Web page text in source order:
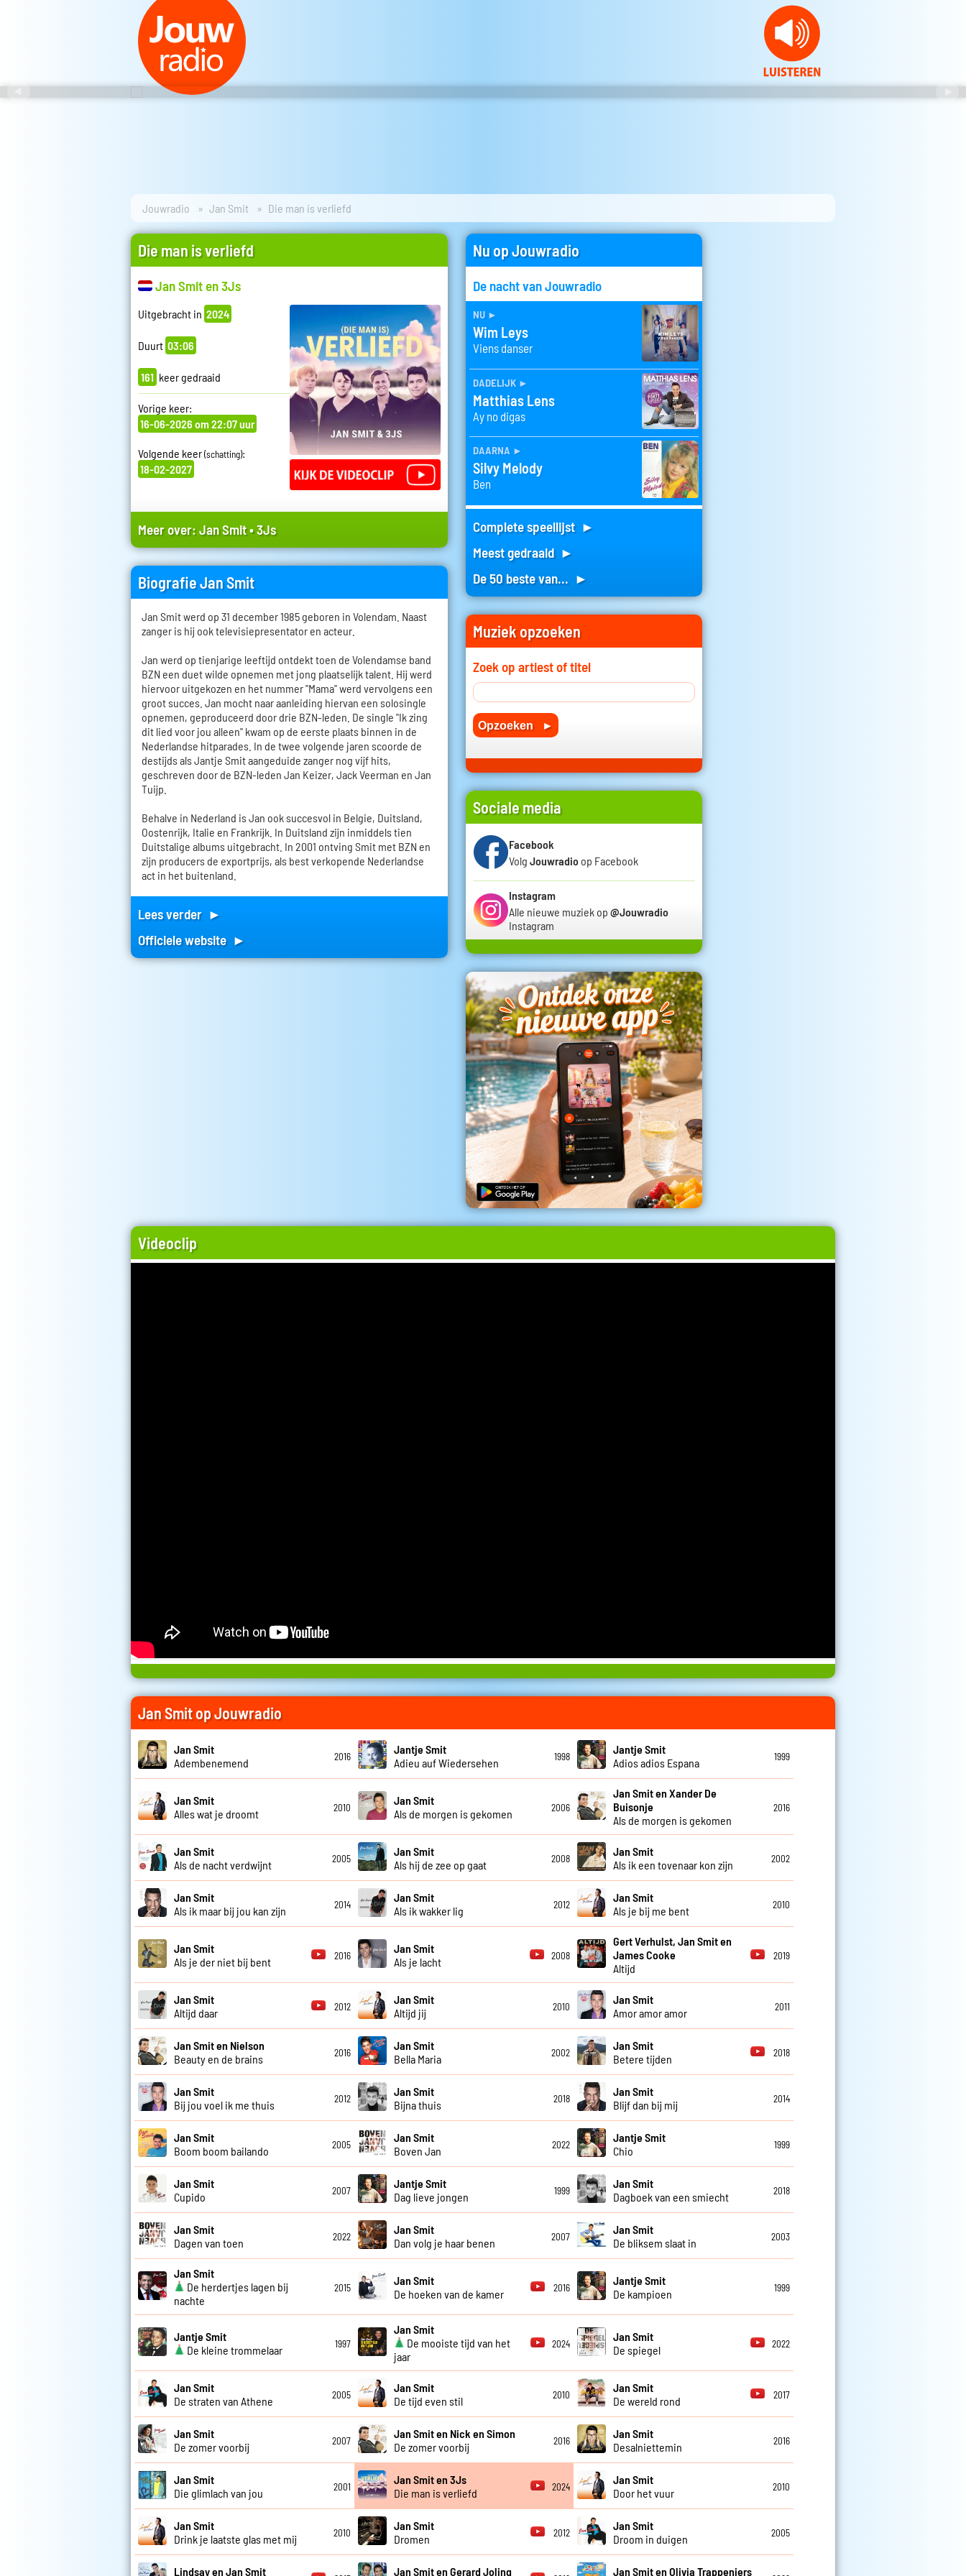
Jouwradio Jan Smit Die man is verliefd
Die man is verliefd
Jan Smit en 3Js
Uitgebracht in 2024
Duurt 03:06
161 keer gedraaid
Vorige keer:
16-06-2026 om 22:07 uur
Volgende keer(schatting):
18-02-2027
Meer over:Jan Smit•3Js
Biografie Jan Smit
Jan Smit werd op 31 december 1985 geboren in Volendam. Naast
zanger is hij ook televisiepresentator en acteur.
Jan werd op tienjarige leeftijd ontdekt toen de Volendamse band
BZN een duet wilde opnemen met jong plaatselijk talent. Hij werd
hiervoor uitgekozen en het nummer "Mama" werd vervolgens een
groot succes. Jan mocht naar aanleiding hiervan een solosingle
opnemen, geproduceerd door drie BZN-leden. De single "Ik zing
dit lied voor jou alleen" kwam op de eerste plaats binnen in de
Nederlandse hitparades. In de twee volgende jaren scoorde de
destijds als Jantje Smit aangeduide zanger nog vijf hits,
geschreven door de BZN-leden Jan Keizer, Jack Veerman en Jan
Tuijp.
Behalve in Nederland is Jan ook succesvol in Belgie, Duitsland,
Oostenrijk, Italie en Frankrijk. In Duitsland zijn inmiddels tien
Duitstalige albums uitgebracht. In 2001 ontving Smit met BZN en
zijn producers de exportprijs, als best verkopende Nederlandse
act in het buitenland.
Lees verder ►
Officiele website ►
Nu op Jouwradio
De nacht van Jouwradio
nu ►
Wim Leys
Viens danser
dadelijk ►
Matthias Lens
Ay no digas
daarna ►
Silvy Melody
Ben
Complete speellijst ►
Meest gedraaid ►
De 50 beste van... ►
Muziek opzoeken
Zoek op artiest of titel
Sociale media
Facebook
Volg Jouwradio op Facebook
Instagram
Alle nieuwe muziek op @Jouwradio
Instagram
Videoclip
Jan Smit op Jouwradio
Jan Smit
Adembenemend
2016
Jantje Smit
Adieu auf Wiedersehen
1998
Jantje Smit
Adios adios Espana
1999
Jan Smit
Alles wat je droomt
2010
Jan Smit
Als de morgen is gekomen
2006
Jan Smit en Xander De
Buisonje
Als de morgen is gekomen
2016
Jan Smit
Als de nacht verdwijnt
2005
Jan Smit
Als hij de zee op gaat
2008
Jan Smit
Als ik een tovenaar kon zijn
2002
Jan Smit
Als ik maar bij jou kan zijn
2014
Jan Smit
Als ik wakker lig
2012
Jan Smit
Als je bij me bent
2010
Jan Smit
Als je der niet bij bent
2016
Jan Smit
Als je lacht
2008
Gert Verhulst, Jan Smit en
James Cooke
Altijd
2019
Jan Smit
Altijd daar
2012
Jan Smit
Altijd jij
2010
Jan Smit
Amor amor amor
2011
Jan Smit en Nielson
Beauty en de brains
2016
Jan Smit
Bella Maria
2002
Jan Smit
Betere tijden
2018
Jan Smit
Bij jou voel ik me thuis
2012
Jan Smit
Bijna thuis
2018
Jan Smit
Blijf dan bij mij
2014
Jan Smit
Boom boom bailando
2005
Jan Smit
Boven Jan
2022
Jantje Smit
Chio
1999
Jan Smit
Cupido
2007
Jantje Smit
Dag lieve jongen
1999
Jan Smit
Dagboek van een smiecht
2018
Jan Smit
Dagen van toen
2022
Jan Smit
Dan volg je haar benen
2007
Jan Smit
De bliksem slaat in
2003
Jan Smit
De herdertjes lagen bij
nachte
2015
Jan Smit
De hoeken van de kamer
2016
Jantje Smit
De kampioen
1999
Jantje Smit
De kleine trommelaar
1997
Jan Smit
De mooiste tijd van het
jaar
2024
Jan Smit
De spiegel
2022
Jan Smit
De straten van Athene
2005
Jan Smit
De tijd even stil
2010
Jan Smit
De wereld rond
2017
Jan Smit
De zomer voorbij
2007
Jan Smit en Nick en Simon
De zomer voorbij
2016
Jan Smit
Desalniettemin
2016
Jan Smit
Die glimlach van jou
2001
Jan Smit en 3Js
Die man is verliefd
2024
Jan Smit
Door het vuur
2010
Jan Smit
Drink je laatste glas met mij
2010
Jan Smit
Dromen
2012
Jan Smit
Droom in duigen
2005
Lindsay en Jan Smit Jan Smit en Gerard Joling Jan Smit en Olivia Trappeniers